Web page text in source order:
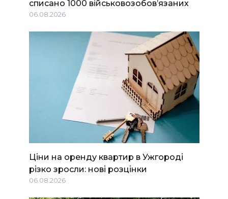
списано 1000 військовозобов’язаних
06.08.2026
Ціни на оренду квартир в Ужгороді
різко зросли: нові розцінки
06.08.2026